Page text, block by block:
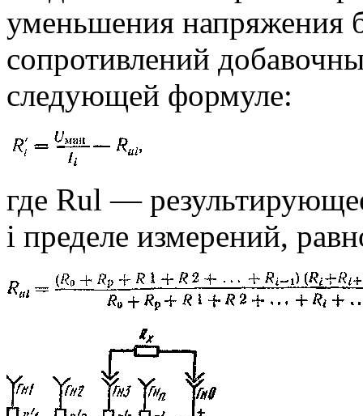
уменьшения напряжения
сопротивлений
следующей формуле:
где Rul —
i пределе измерений,